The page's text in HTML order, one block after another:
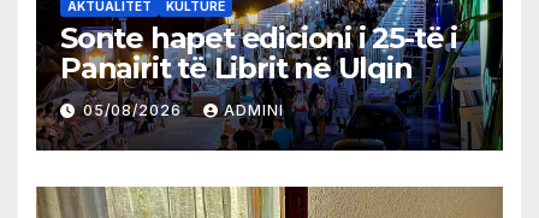
AKTUALITET KULTURË
Sonte hapet edicioni i 25-të i
Panairit të Librit në Ulqin
05/08/2026 ADMINI